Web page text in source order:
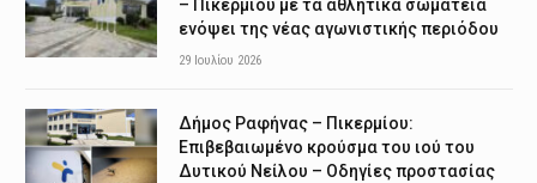
– Πικερμίου με τα αθλητικά σωματεία
ενόψει της νέας αγωνιστικής περιόδου
29 Ιουλίου 2026
Δήμος Ραφήνας – Πικερμίου:
Επιβεβαιωμένο κρούσμα του ιού του
Δυτικού Νείλου – Οδηγίες προστασίας